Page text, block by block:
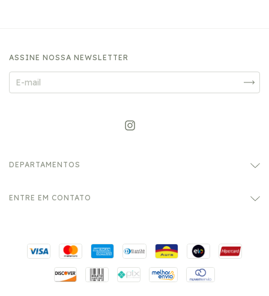
ASSINE NOSSA NEWSLETTER
DEPARTAMENTOS
ENTRE EM CONTATO